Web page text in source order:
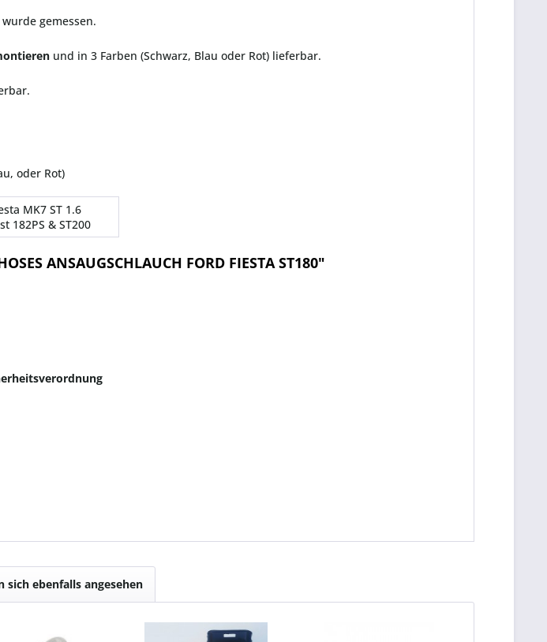
wurde gemessen.
und in 3 Farben (Schwarz, Blau oder Rot) lieferbar.
oder Rot)
MK7 ST 1.6
182PS & ST200
ANSAUGSCHLAUCH FORD FIESTA ST180"
sich ebenfalls angesehen